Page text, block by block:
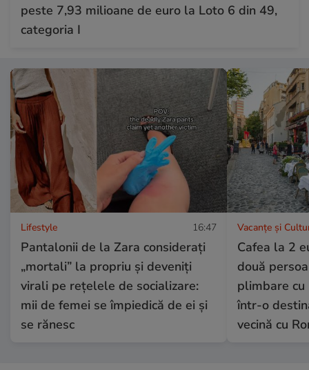
peste 7,93 milioane de euro la Loto 6 din 49,
categoria I
Lifestyle 16:47
Pantalonii de la Zara considerați
„mortali” la propriu și deveniți
virali pe rețelele de socializare:
mii de femei se împiedică de ei și
se rănesc
Vacanțe și
Cafea la 2
două
plimbare cu
într-o
vecină cu